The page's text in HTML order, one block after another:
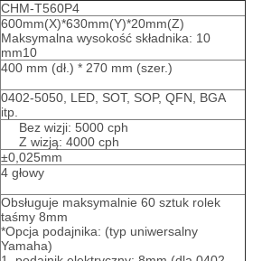
CHM-T560P4
600mm(X)*630mm(Y)*20mm(Z)
Maksymalna wysokość składnika: 10
mm10
400 mm (dł.) * 270 mm (szer.)
0402-5050, LED, SOT, SOP, QFN, BGA
itp.
Bez wizji: 5000 cph
Z wizją: 4000 cph
±0,025mm
4 głowy
Obsługuje maksymalnie 60 sztuk rolek
taśmy 8mm
*Opcja podajnika: (typ uniwersalny
Yamaha)